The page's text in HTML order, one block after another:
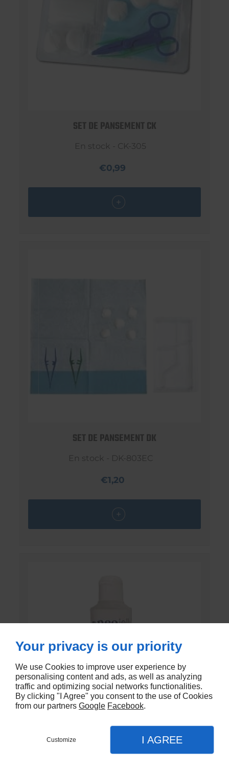
SET DE PANSEMENT CK
En stock - CK-305
€0,99
SET DE PANSEMENT DK
En stock - DK-803EC
€1,20
GEL DE CONTACT UNI’GEL
Your privacy is our priority
We use Cookies to improve user experience by
personalising content and ads, as well as analyzing
traffic and optimizing social networks functionalities.
By clicking "I Agree" you consent to the use of Cookies
from our partners Google Facebook.
Customize I AGREE